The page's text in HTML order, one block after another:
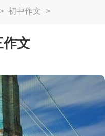
> 初中作文 >
作文